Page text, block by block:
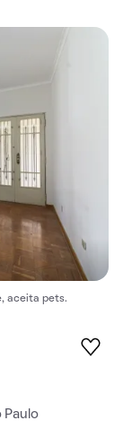
aceita pets.
Paulo